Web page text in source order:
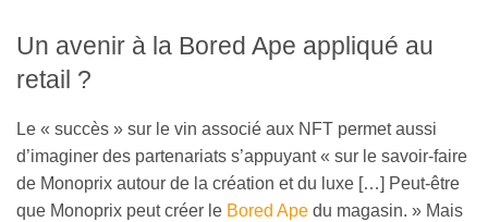
Un avenir à la Bored Ape appliqué au
retail ?
Le « succès » sur le vin associé aux NFT permet aussi
d’imaginer des partenariats s’appuyant « sur le savoir-faire
de Monoprix autour de la création et du luxe […] Peut-être
que Monoprix peut créer le Bored Ape du magasin. » Mais